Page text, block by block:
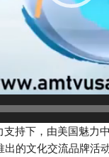
持下，由美国魅力
出的文化交流品牌